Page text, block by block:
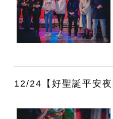
12/24【好聖誕平安夜